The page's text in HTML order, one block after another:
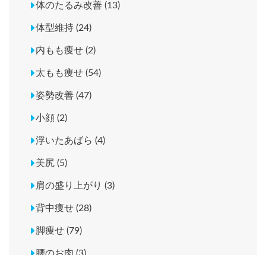
体のたるみ改善 (13)
体型維持 (24)
内もも痩せ (2)
太もも痩せ (54)
姿勢改善 (47)
小顔 (2)
浮いたあばら (4)
美尻 (5)
肩の盛り上がり (3)
背中痩せ (28)
脚痩せ (79)